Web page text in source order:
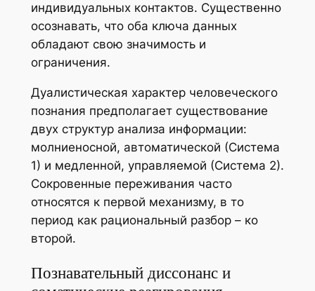
индивидуальных контактов. Существенно
осознавать, что оба ключа данных
обладают свою значимость и
ограничения.
Дуалистическая характер человеческого
познания предполагает существование
двух структур анализа информации:
молниеносной, автоматической (Система
1) и медленной, управляемой (Система 2).
Сокровенные переживания часто
относятся к первой механизму, в то
период как рациональный разбор – ко
второй.
Познавательный диссонанс и